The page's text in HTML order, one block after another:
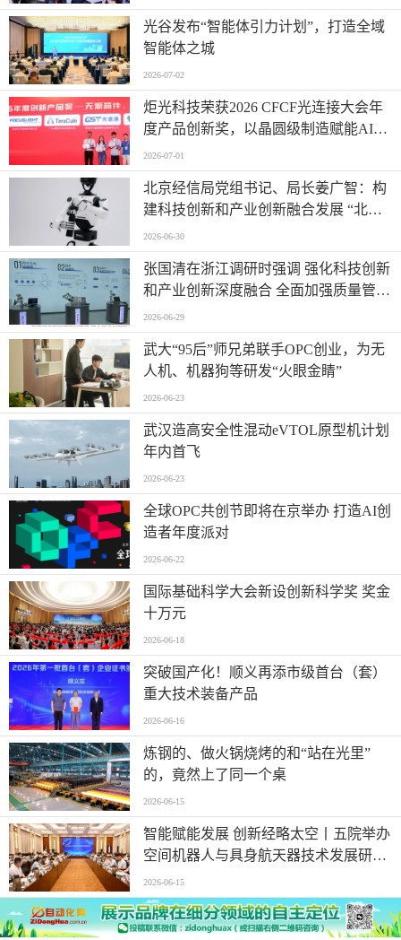
光谷发布“智能体引力计划”，打造全域
智能体之城
2026-07-02
炬光科技荣获2026 CFCF光连接大会年
度产品创新奖，以晶圆级制造赋能AI时
代高密度光互连
2026-07-01
北京经信局党组书记、局长姜广智：构
建科技创新和产业创新融合发展 “北京
模式” 为首都推进新型工业化注入强劲
动能
2026-06-30
张国清在浙江调研时强调 强化科技创新
和产业创新深度融合 全面加强质量管理
增加高质量供给
2026-06-29
武大“95后”师兄弟联手OPC创业，为无
人机、机器狗等研发“火眼金睛”
2026-06-23
武汉造高安全性混动eVTOL原型机计划
年内首飞
2026-06-23
全球OPC共创节即将在京举办 打造AI创
造者年度派对
2026-06-22
国际基础科学大会新设创新科学奖 奖金
十万元
2026-06-18
突破国产化！顺义再添市级首台（套）
重大技术装备产品
2026-06-16
炼钢的、做火锅烧烤的和“站在光里”
的，竟然上了同一个桌
2026-06-15
智能赋能发展 创新经略太空丨五院举办
空间机器人与具身航天器技术发展研讨
会
2026-06-15